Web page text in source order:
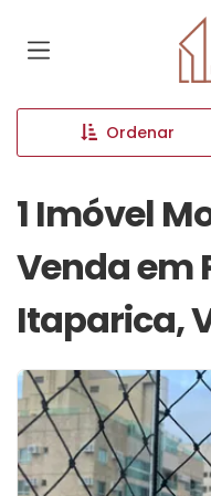
Ordenar
1 Imóvel
Venda em
Itaparica,